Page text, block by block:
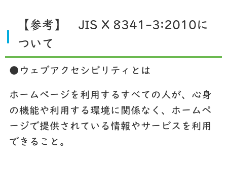
【参考】 JIS X 8341-3:2010に
ついて
●ウェブアクセシビリティとは
ホームページを利用するすべての人が、心身
の機能や利用する環境に関係なく、ホームペ
ージで提供されている情報やサービスを利用
できること。